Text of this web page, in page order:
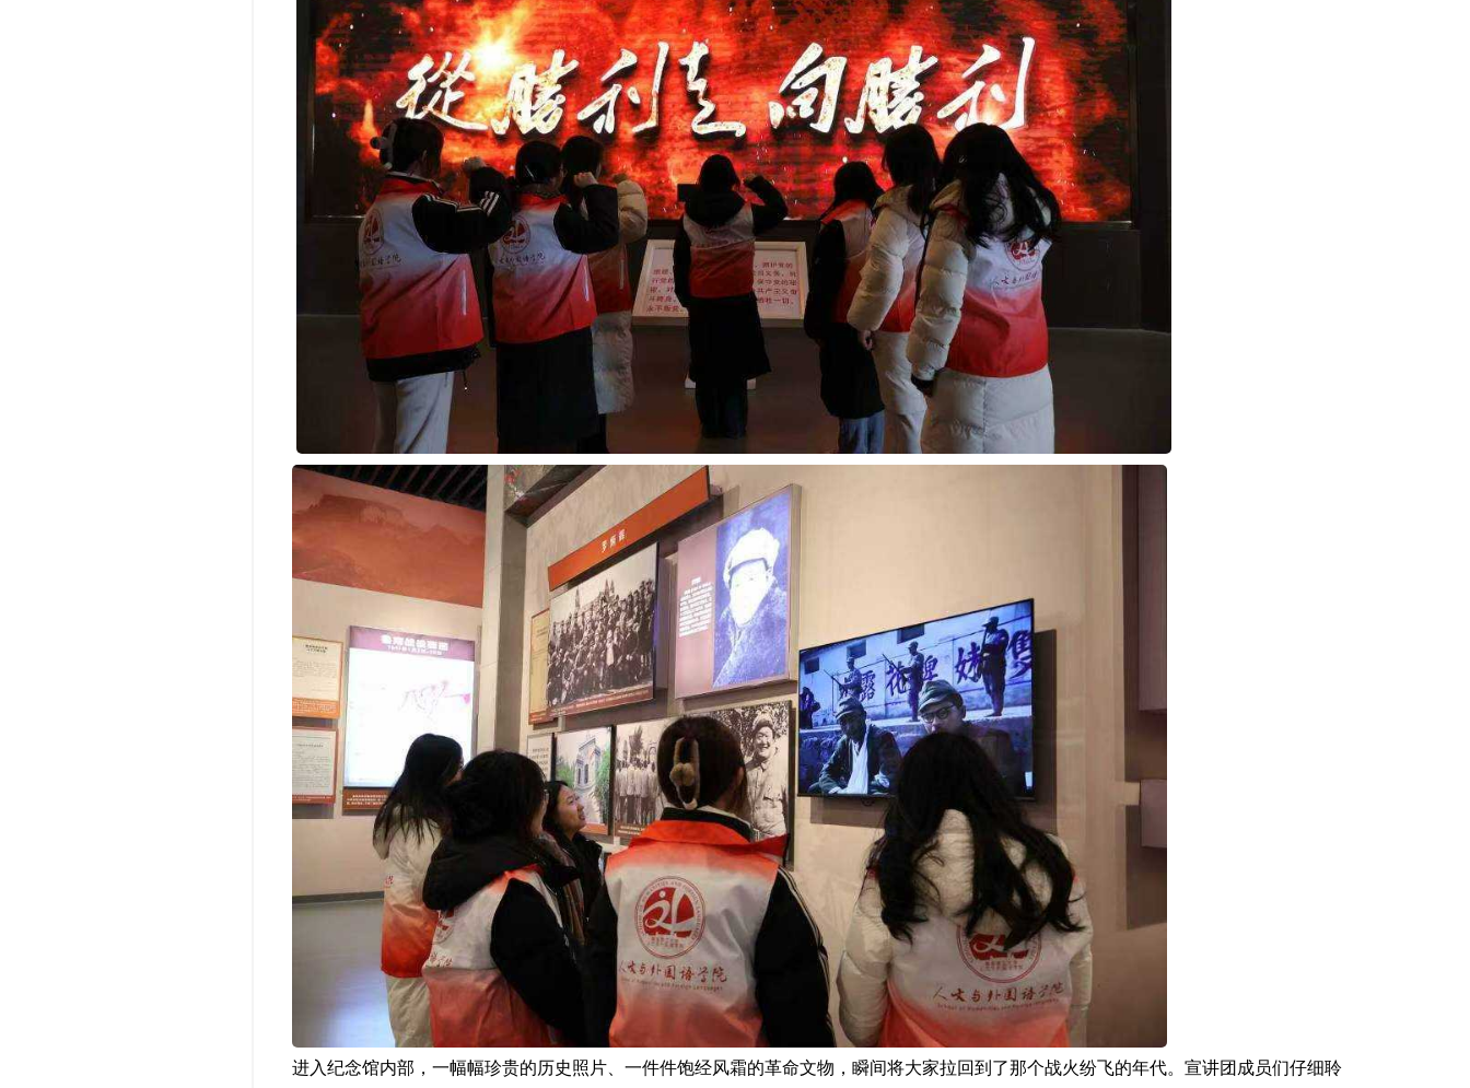
进入纪念馆内部，一幅幅珍贵的历史照片、一件件饱经风霜的革命文物，瞬间将大家拉回到了那个战火纷飞的年代。宣讲团成员们仔细聆